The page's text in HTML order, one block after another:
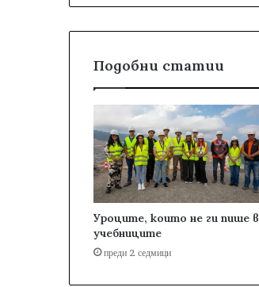
Подобни статии
Уроците, които не ги пише в
учебниците
преди 2 седмици